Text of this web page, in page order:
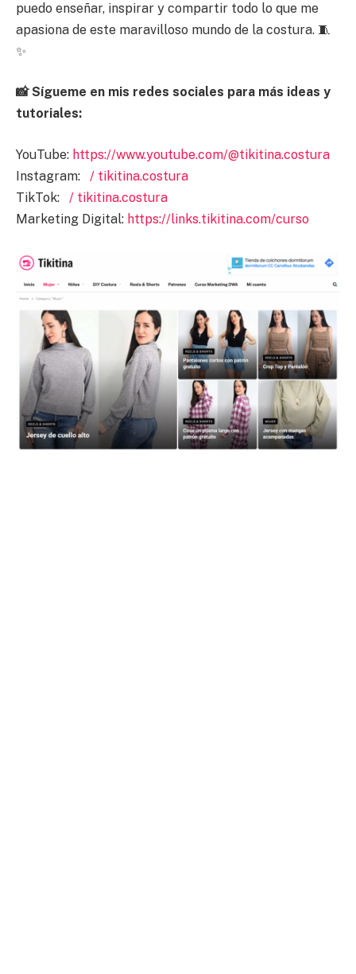
puedo enseñar, inspirar y compartir todo lo que me
apasiona de este maravilloso mundo de la costura. 🧵
✨
📸 Sígueme en mis redes sociales para más ideas y
tutoriales:
YouTube: https://www.youtube.com/@tikitina.costura
Instagram:
/ tikitina.costura
TikTok:
/ tikitina.costura
Marketing Digital: https://links.tikitina.com/curso